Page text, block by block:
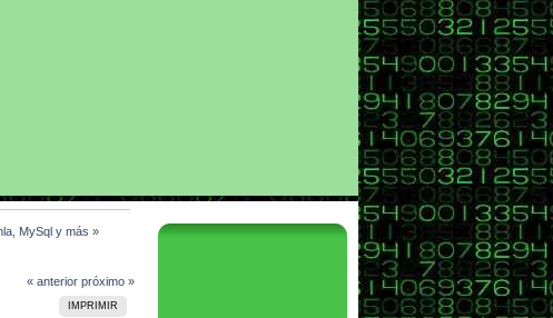
MySql y más »
« anterior próximo »
IMPRIMIR